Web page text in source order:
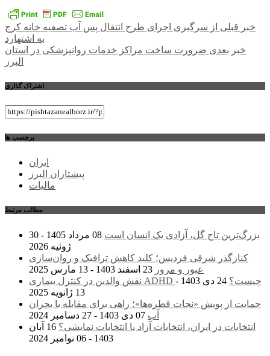
راهبری
نوشته
خبر قبلی از سرگیری اجرای طرح انتقال پس آب تصفیه خانه کرج
به اشتهارد
خبر بعدی ضرورت ساخت مراکز خدمات روانپزشکی در استان
البرز
اشتراک گذاری
برچسب ها
ایران
پیشتازان البرز
مالیات
مطالب مرتبط
بزرگ‌ترین تاج گل، آزادی یک انسان است
08 مرداد 1405 - 30
ژوئیه 2026
کنارگذر شرقی فردیس؛ کلید کاهش ترافیک و روان‌سازی
عبور و مرور 23 اسفند 1403 - 13 مارس 2025
نقش والدین در کنترل بیماری ADHD چیست؟
24 دی 1403 -
13 ژانویه 2025
حمایت از پویش «نجات قطره‌ها»؛ راهی برای مقابله با بحران
آب 07 دی 1403 - 27 دسامبر 2024
انتخابات در ايران، انتخابات آزاد یا انتخابات نمایشی؟
16 آبان
1403 - 06 نوامبر 2024